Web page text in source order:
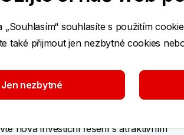
informace
nových
nová investiční řešení s atraktivním
„Souhlasím“ souhlasíte s použitím
také přijmout jen nezbytné cookies
Jen nezbytné